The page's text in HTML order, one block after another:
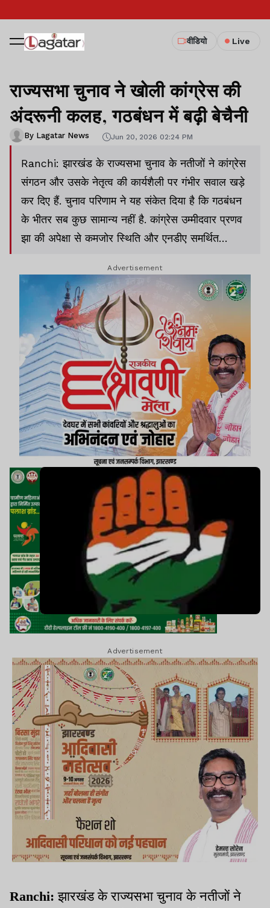
वीडियो Live
राज्यसभा चुनाव ने खोली कांग्रेस की
अंदरूनी कलह, गठबंधन में बढ़ी बेचैनी
By Lagatar News Jun 20, 2026 02:24 PM
Ranchi: झारखंड के राज्यसभा चुनाव के नतीजों ने कांग्रेस
संगठन और उसके नेतृत्व की कार्यशैली पर गंभीर सवाल खड़े
कर दिए हैं. चुनाव परिणाम ने यह संकेत दिया है कि गठबंधन
के भीतर सब कुछ सामान्य नहीं है. कांग्रेस उम्मीदवार प्रणव
झा की अपेक्षा से कमजोर स्थिति और एनडीए समर्थित
राजनीतिक गलियारों में नई बहस छेड़ दी है.
Advertisement
Advertisement
Ranchi: झारखंड के राज्यसभा चुनाव के नतीजों ने